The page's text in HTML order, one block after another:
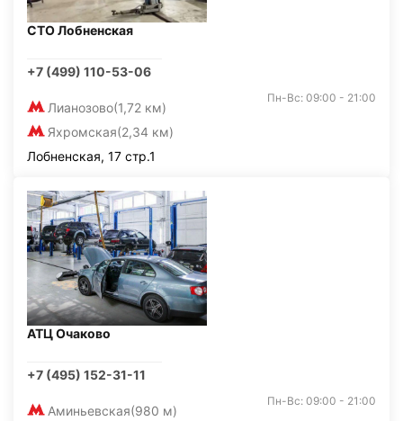
СТО Лобненская
+7 (499) 110-53-06
Лианозово(1,72 км)
Яхромская(2,34 км)
Пн-Вс: 09:00 - 21:00
Лобненская, 17 стр.1
АТЦ Очаково
+7 (495) 152-31-11
Аминьевская(980 м)
Пн-Вс: 09:00 - 21:00